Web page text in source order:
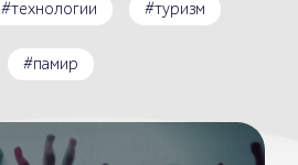
#технологии #туризм
#памир